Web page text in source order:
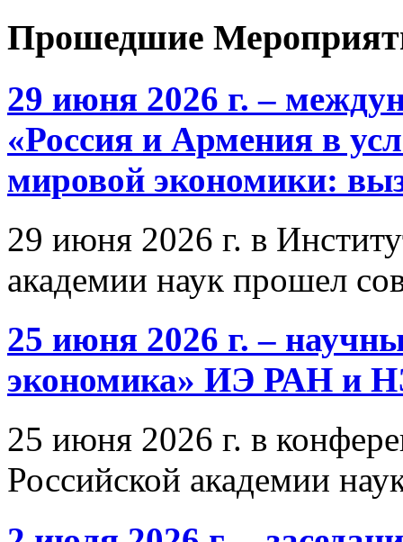
Прошедшие
29 июня 2026 г. –
«Россия и Армения в
мировой экономики:
29 июня 2026 г. в
академии наук прошел
25 июня 2026 г. –
экономика» ИЭ РАН и
25 июня 2026 г. в
Российской академии